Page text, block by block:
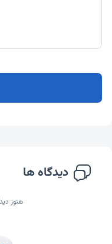
دیدگاه ها
هنوز